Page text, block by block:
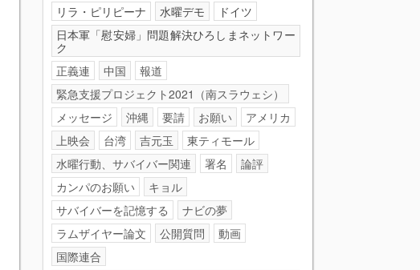
リラ・ピリピーナ
水曜デモ
ドイツ
日本軍「慰安婦」問題解決ひろしまネットワー
ク
正義連
中国
報道
緊急支援プロジェクト2021（南スラウェシ）
メッセージ
沖縄 要請 お願い
アメリカ
上映会
台湾 吉元玉
東ティモール
水曜行動、サバイバー関連
署名
論評
カンパのお願い
キョル
サバイバーを記憶する
ナビの夢
ラムザイヤー論文
公開質問
動画
国際連合